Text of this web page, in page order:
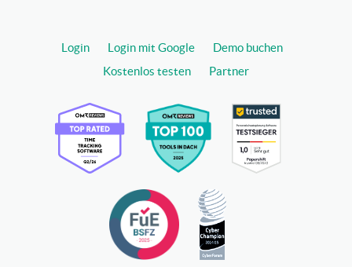
Login Login mit Google
Demo buchen
Kostenlos testen
Partner